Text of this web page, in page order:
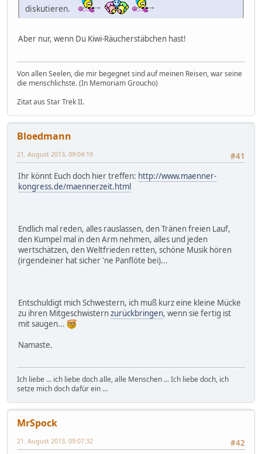
diskutieren.
Aber nur, wenn Du Kiwi-Räucherstäbchen hast!
Von allen Seelen, die mir begegnet sind auf meinen Reisen, war seine
die menschlichste. (In Memoriam Groucho)
Zitat aus Star Trek II.
Bloedmann
#41
21. August 2013, 09:04:19
Ihr könnt Euch doch hier treffen: http://www.maenner-
kongress.de/maennerzeit.html
Endlich mal reden, alles rauslassen, den Tränen freien Lauf,
den Kumpel mal in den Arm nehmen, alles und jeden
wertschätzen, den Weltfrieden retten, schöne Musik hören
(irgendeiner hat sicher 'ne Panflöte bei)...
Entschuldigt mich Schwestern, ich muß kurz eine kleine Mücke
zu ihren Mitgeschwisternzurückbringen, wenn sie fertig ist
mit saugen...
Namaste.
Ich liebe ... ich liebe doch alle, alle Menschen ... Ich liebe doch, ich
setze mich doch dafür ein ...
MrSpock
#42
21. August 2013, 09:07:32